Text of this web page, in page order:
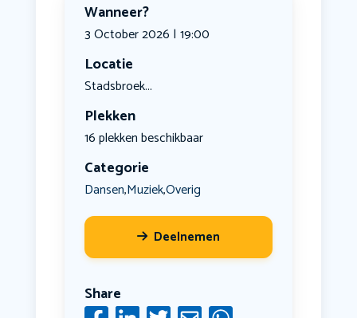
Wanneer?
3 October 2026 | 19:00
Locatie
Stadsbroek...
Plekken
16 plekken beschikbaar
Categorie
Dansen,Muziek,Overig
Deelnemen
Share